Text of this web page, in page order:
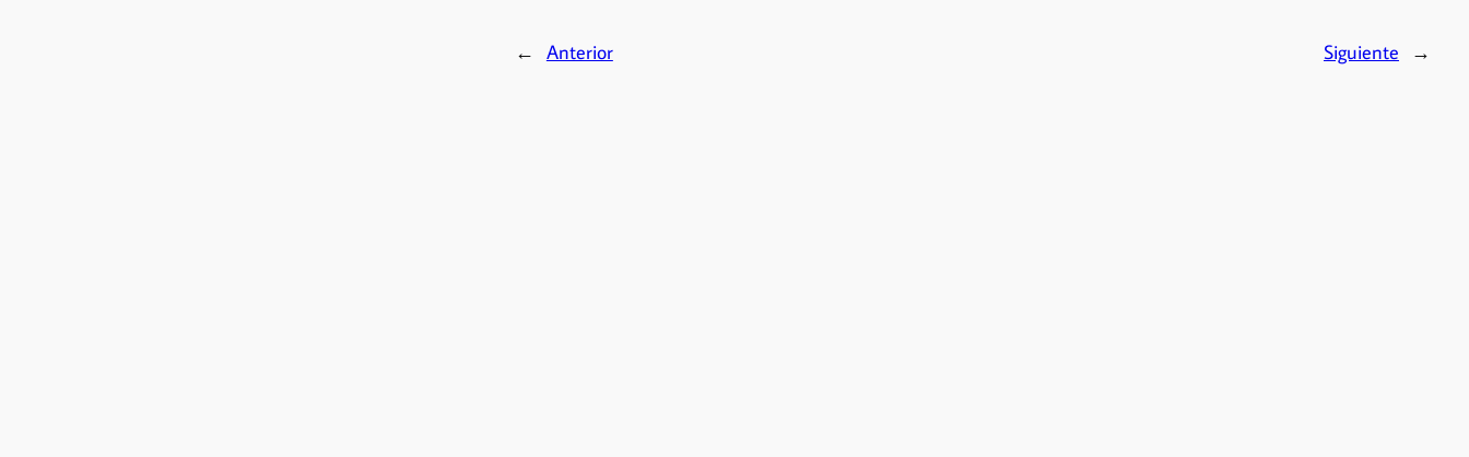
← Anterior Siguiente →